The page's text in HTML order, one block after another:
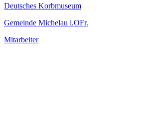
Deutsches Korbmuseum
Gemeinde Michelau i.OFr.
Mitarbeiter